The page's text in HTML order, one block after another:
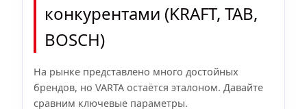
конкурентами (KRAFT, TAB,
BOSCH)
На рынке представлено много достойных
брендов, но VARTA остаётся эталоном. Давайте
сравним ключевые параметры.